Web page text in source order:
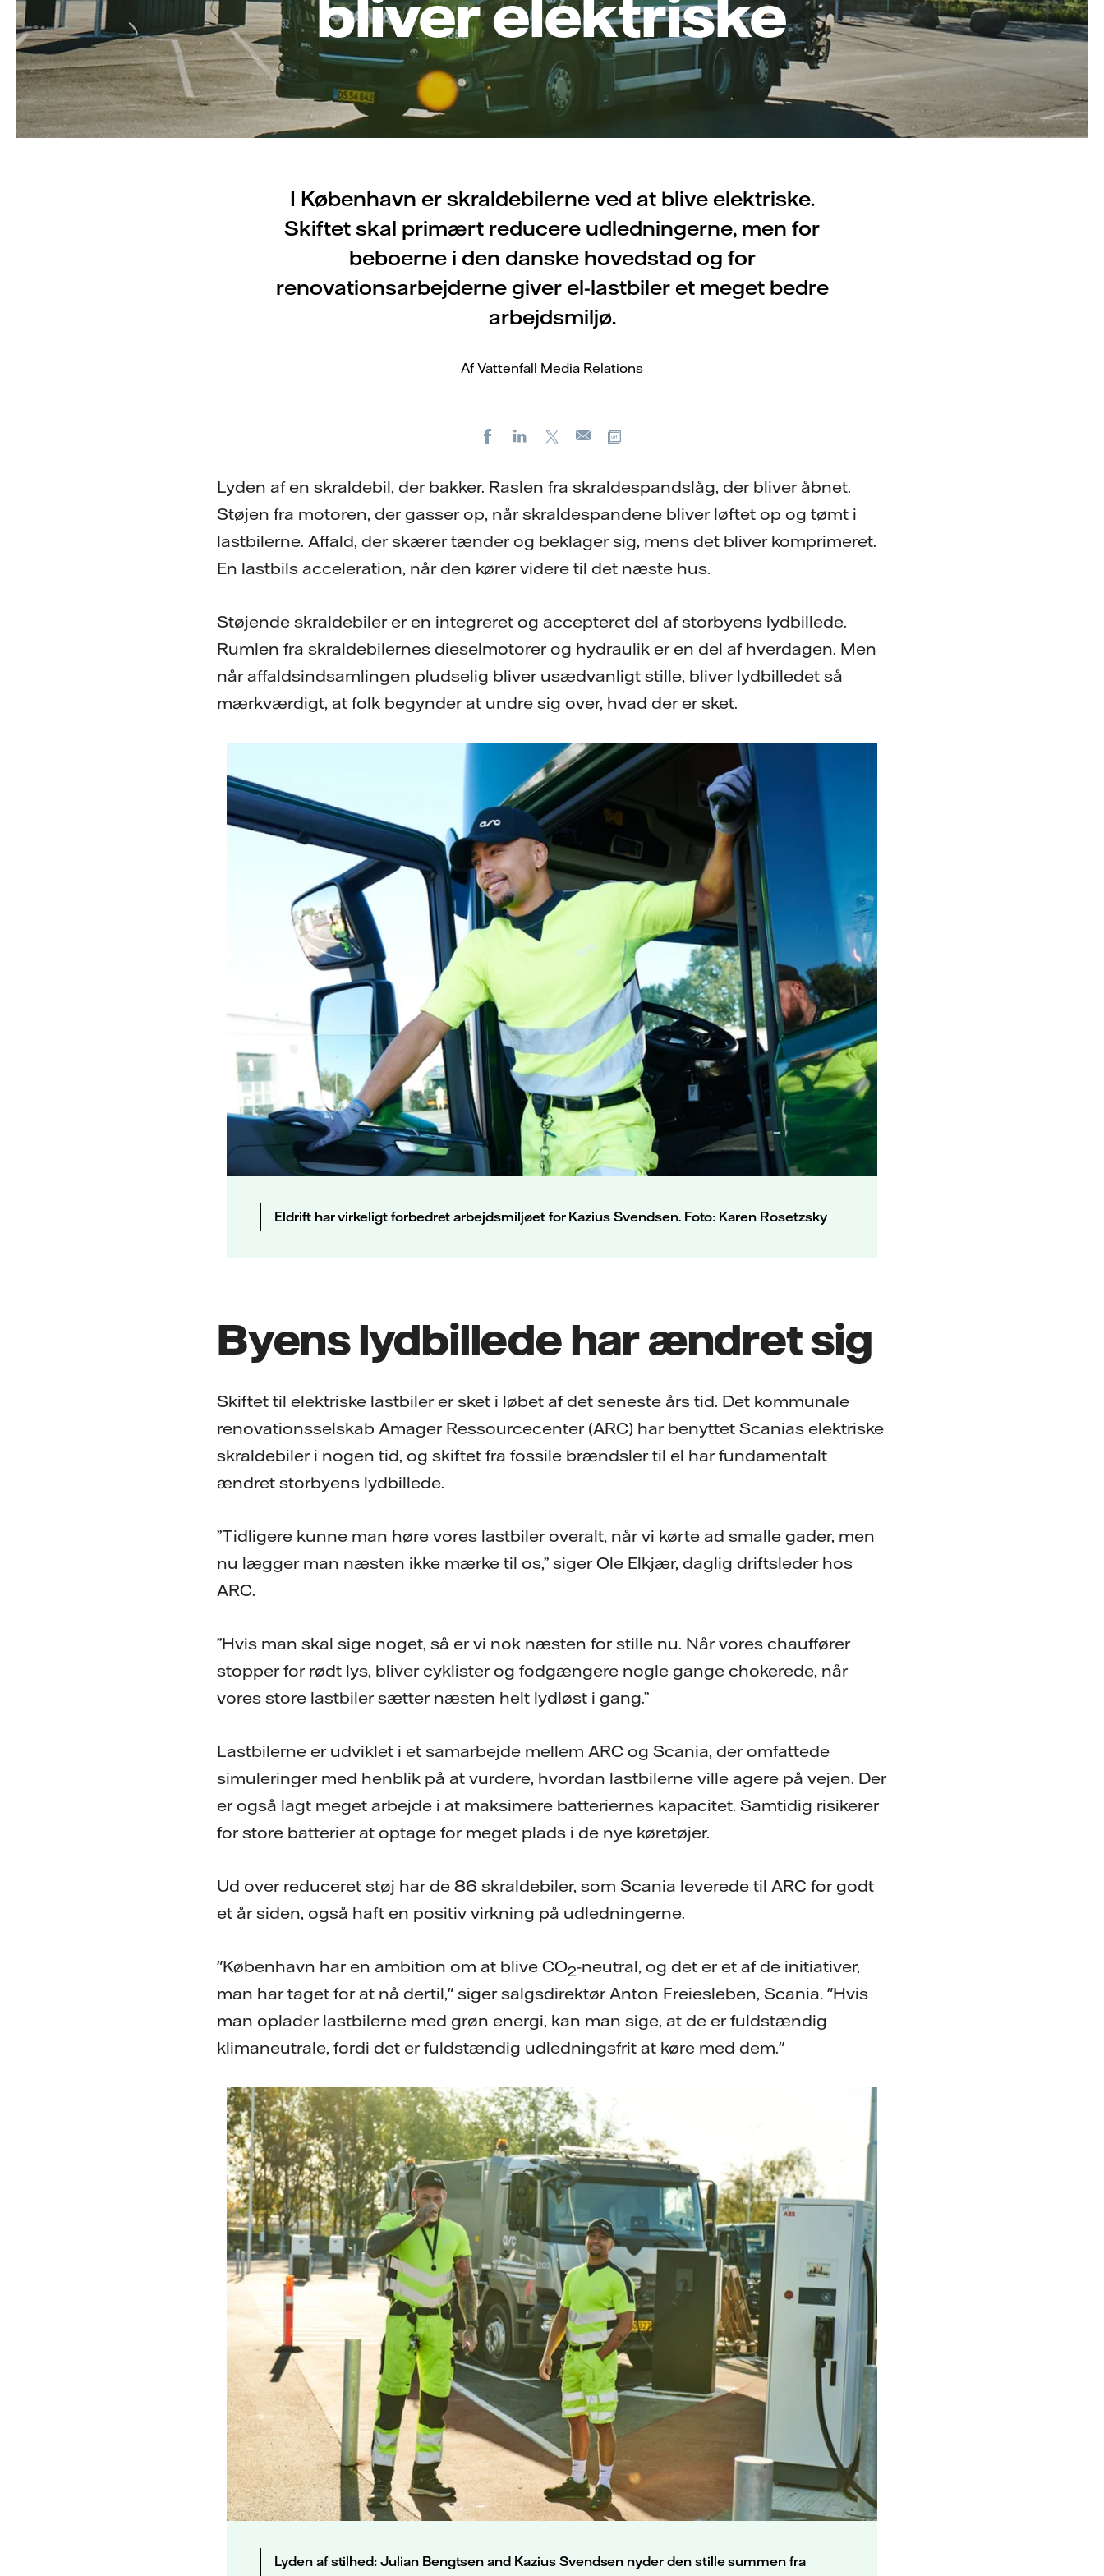
I København er skraldebilerne ved at blive elektriske.
Skiftet skal primært reducere udledningerne, men for
beboerne i den danske hovedstad og for
renovationsarbejderne giver el-lastbiler et meget bedre
arbejdsmiljø.
Af Vattenfall Media Relations
FacebookLinkedIn
X
E-
Lyden af en skraldebil, der bakker. Raslen fra skraldespandslåg, der bliver åbnet.
Støjen fra motoren, der gasser op, når skraldespandene bliver løftet op og tømt i
lastbilerne. Affald, der skærer tænder og beklager sig, mens det bliver komprimeret.
En lastbils acceleration, når den kører videre til det næste hus.
Støjende skraldebiler er en integreret og accepteret del af storbyens lydbillede.
Rumlen fra skraldebilernes dieselmotorer og hydraulik er en del af hverdagen. Men
når affaldsindsamlingen pludselig bliver usædvanligt stille, bliver lydbilledet så
mærkværdigt, at folk begynder at undre sig over, hvad der er sket.
Eldrift har virkeligt forbedret arbejdsmiljøet for Kazius Svendsen. Foto: Karen Rosetzsky
Byens lydbillede har ændret sig
Skiftet til elektriske lastbiler er sket i løbet af det seneste års tid. Det kommunale
renovationsselskab Amager Ressourcecenter (ARC) har benyttet Scanias elektriske
skraldebiler i nogen tid, og skiftet fra fossile brændsler til el har fundamentalt
ændret storbyens lydbillede.
”Tidligere kunne man høre vores lastbiler overalt, når vi kørte ad smalle gader, men
nu lægger man næsten ikke mærke til os,” siger Ole Elkjær, daglig driftsleder hos
ARC.
”Hvis man skal sige noget, så er vi nok næsten for stille nu. Når vores chauffører
stopper for rødt lys, bliver cyklister og fodgængere nogle gange chokerede, når
vores store lastbiler sætter næsten helt lydløst i gang.”
Lastbilerne er udviklet i et samarbejde mellem ARC og Scania, der omfattede
simuleringer med henblik på at vurdere, hvordan lastbilerne ville agere på vejen. Der
er også lagt meget arbejde i at maksimere batteriernes kapacitet. Samtidig risikerer
for store batterier at optage for meget plads i de nye køretøjer.
Ud over reduceret støj har de 86 skraldebiler, som Scania leverede til ARC for godt
et år siden, også haft en positiv virkning på udledningerne.
"København har en ambition om at blive CO2-neutral, og det er et af de initiativer,
man har taget for at nå dertil," siger salgsdirektør Anton Freiesleben, Scania. "Hvis
man oplader lastbilerne med grøn energi, kan man sige, at de er fuldstændig
klimaneutrale, fordi det er fuldstændig udledningsfrit at køre med dem."
Lyden af stilhed: Julian Bengtsen and Kazius Svendsen nyder den stille summen fra